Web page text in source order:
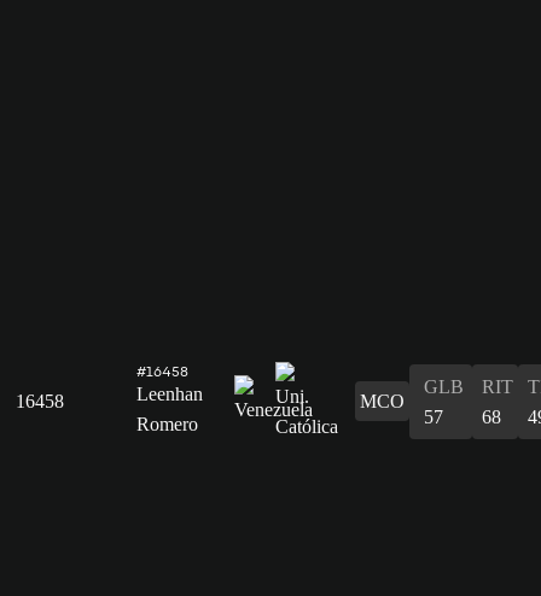
16458
#16458
Leenhan
Romero
MCO
GLB
57
RIT
68